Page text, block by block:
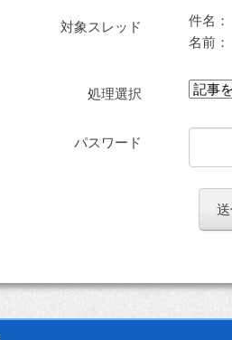
対象スレッド
件名
名前
処理選択
パスワード